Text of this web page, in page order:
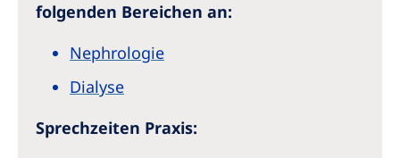
folgenden Bereichen an:
Nephrologie
Dialyse
Sprechzeiten Praxis: